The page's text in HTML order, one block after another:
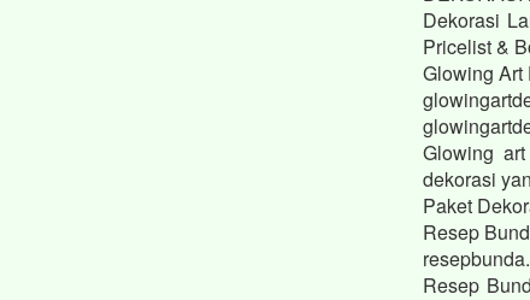
Dekorasi
Pricelist &
Glowing Art
Glowing
dekorasi
Paket
Resep
Resep